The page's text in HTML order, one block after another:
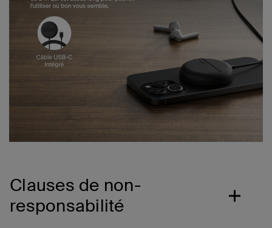
Clauses de non-
responsabilité